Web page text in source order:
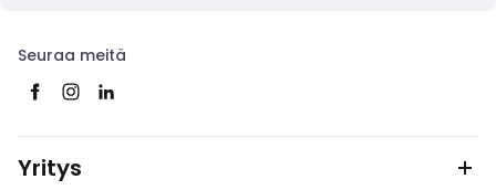
Seuraa meitä
Yritys